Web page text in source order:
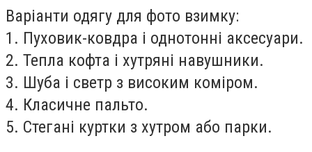
Варіанти одягу для фото взимку:
1. Пуховик-ковдра і однотонні аксесуари.
2. Тепла кофта і хутряні навушники.
3. Шуба і светр з високим коміром.
4. Класичне пальто.
5. Стегані куртки з хутром або парки.